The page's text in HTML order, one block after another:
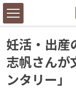
妊活・出
志帆さんが
ンタリー」